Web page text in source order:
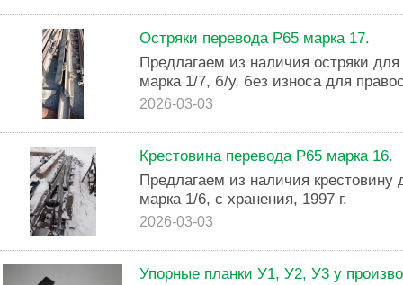
Остряки перевода Р65 марка 17.
Предлагаем из наличия остряки
марка 1/7, б/у, без износа для
2026-03-03
Крестовина перевода Р65 марка 16.
Предлагаем из наличия крестовину
марка 1/6, с хранения, 1997 г.
2026-03-03
Упорные планки У1, У2, У3 у